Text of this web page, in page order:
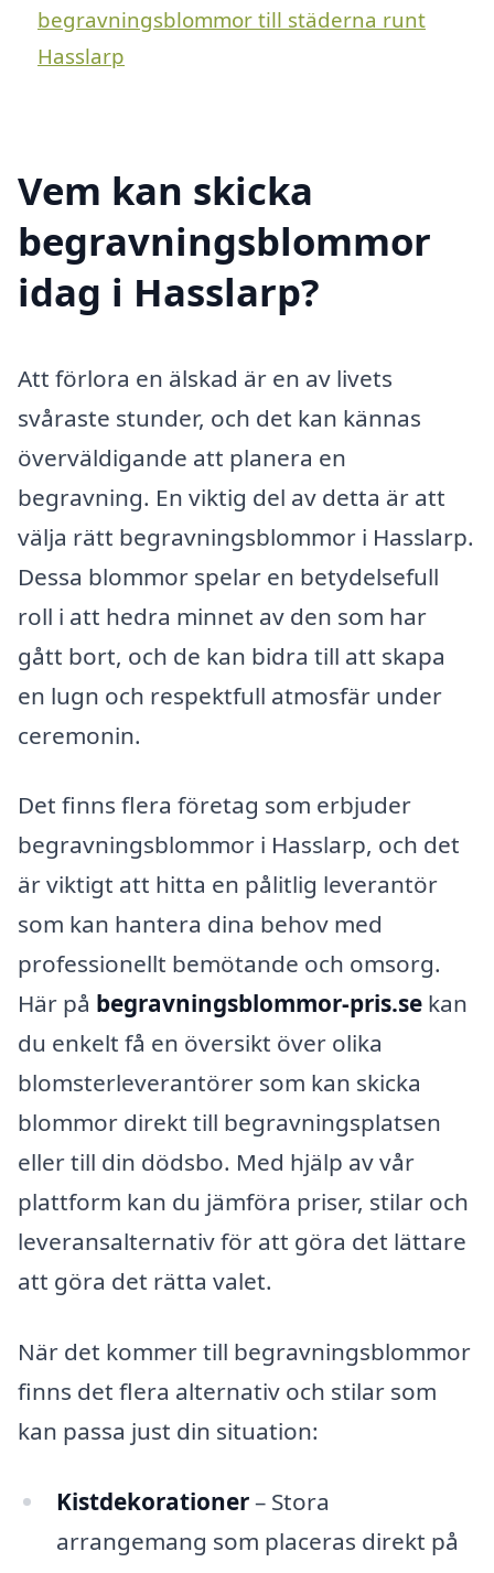
begravningsblommor till städerna runt
Hasslarp
Vem kan skicka
begravningsblommor
idag i Hasslarp?
Att förlora en älskad är en av livets
svåraste stunder, och det kan kännas
överväldigande att planera en
begravning. En viktig del av detta är att
välja rätt begravningsblommor i Hasslarp.
Dessa blommor spelar en betydelsefull
roll i att hedra minnet av den som har
gått bort, och de kan bidra till att skapa
en lugn och respektfull atmosfär under
ceremonin.
Det finns flera företag som erbjuder
begravningsblommor i Hasslarp, och det
är viktigt att hitta en pålitlig leverantör
som kan hantera dina behov med
professionellt bemötande och omsorg.
Här på begravningsblommor-pris.se kan
du enkelt få en översikt över olika
blomsterleverantörer som kan skicka
blommor direkt till begravningsplatsen
eller till din dödsbo. Med hjälp av vår
plattform kan du jämföra priser, stilar och
leveransalternativ för att göra det lättare
att göra det rätta valet.
När det kommer till begravningsblommor
finns det flera alternativ och stilar som
kan passa just din situation:
Kistdekorationer– Stora
arrangemang som placeras direkt på